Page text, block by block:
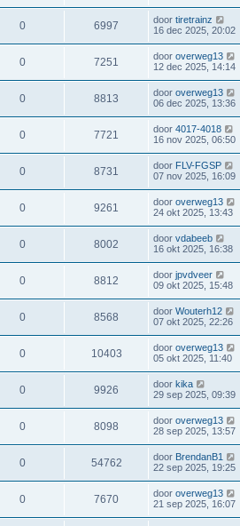
0 6997 door tiretrainz
16 dec 2025, 20:02
0 7251 door overweg13
12 dec 2025, 14:14
0 8813 door overweg13
06 dec 2025, 13:36
0 7721 door 4017-4018
16 nov 2025, 06:50
0 8731 door FLV-FGSP
07 nov 2025, 16:09
0 9261 door overweg13
24 okt 2025, 13:43
0 8002 door vdabeeb
16 okt 2025, 16:38
0 8812 door jpvdveer
09 okt 2025, 15:48
0 8568 door Wouterh12
07 okt 2025, 22:26
0 10403 door overweg13
05 okt 2025, 11:40
0 9926 door kika
29 sep 2025, 09:39
0 8098 door overweg13
28 sep 2025, 13:57
0 54762 door BrendanB1
22 sep 2025, 19:25
0 7670 door overweg13
21 sep 2025, 16:07